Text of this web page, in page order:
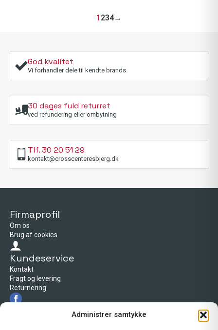
Administrer samtykke
1 234→
God kvalitet
Vi forhandler dele til kendte brands
30 dages fuld returret
ved refundering eller ombytning
Tlf. 30 20 51 29
kontakt@crosscenteresbjerg.dk
Firmaprofil
Om os
Brug af cookies
Kundeservice
Kontakt
Fragt og levering
Returnering